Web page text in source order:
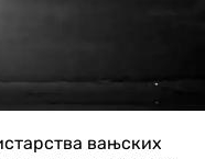
вањских